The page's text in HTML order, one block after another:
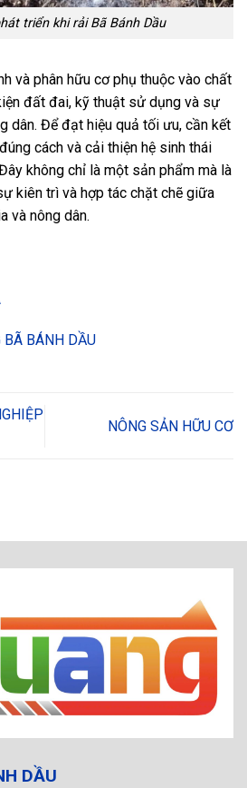
triển khi rải Bã Bánh Dầu
và phân hữu cơ phụ thuộc vào chất
đất đai, kỹ thuật sử dụng và sự
dân. Để đạt hiệu quả tối ưu, cần kết
cách và cải thiện hệ sinh thái
không chỉ là một sản phẩm mà là
kiên trì và hợp tác chặt chẽ giữa
và nông dân.
BÃ BÁNH DẦU
NÔNG SẢN HỮU CƠ
DẦU